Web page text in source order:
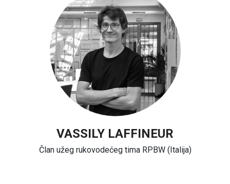
VASSILY LAFFINEUR
Član užeg rukovodećeg tima RPBW (Italija)